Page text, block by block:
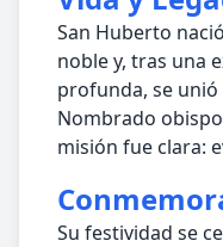
San Huberto
noble y, tras una
profunda, se unió
Nombrado
misión fue clara:
Su festividad se